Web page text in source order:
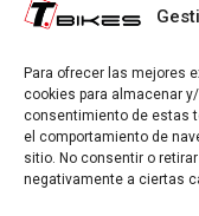
Para ofrecer las mejores
cookies para almacenar
consentimiento de estas
el comportamiento de
sitio. No consentir o
negativamente a ciertas
@tbikes.cat #tbikes
Síguenos en las redes
nuestras novedades,
y muchos más!